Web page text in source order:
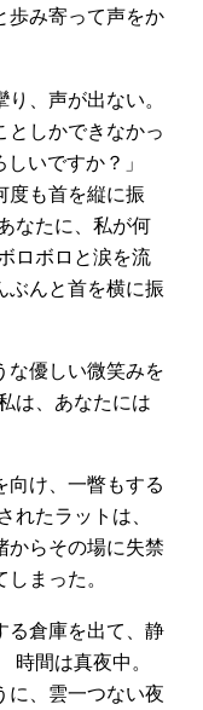
歩み寄って声をか
、声が出ない。
としかできなかっ
いですか？」
度も首を縦に振
なたに、私が何
ロボロと涙を流
ぶんと首を横に振
な優しい微笑みを
は、あなたには
向け、一瞥もする
れたラットは、
からその場に失禁
まった。
る倉庫を出て、静
時間は真夜中。
に、雲一つない夜